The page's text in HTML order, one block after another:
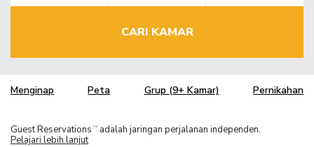
CARI KAMAR
Menginap Peta Grup (9+ Kamar) Pernikahan
Guest Reservations TM
adalah jaringan perjalanan independen.
Pelajari lebih lanjut